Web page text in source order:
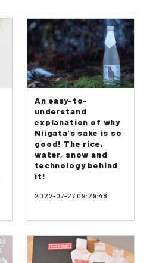
An easy-to-
understand
explanation of why
Niigata's sake is so
good! The rice,
water, snow and
technology behind
it!
2022-07-27 09:29:48